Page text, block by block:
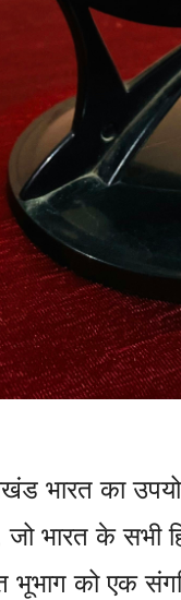
भारत का
भारत के सभी
भूभाग को एक